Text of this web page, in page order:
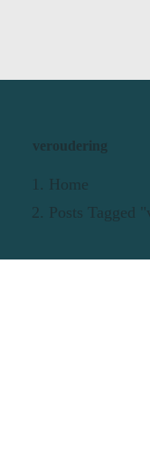
veroudering
Home
Posts Tagged